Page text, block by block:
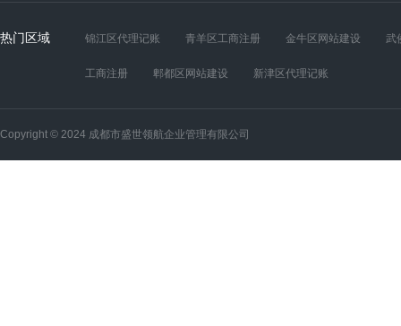
热门区域 锦江区代理记账 青羊区工商注册 金牛区网站建设 武
工商注册 郫都区网站建设 新津区代理记账
Copyright © 2024 成都市盛世领航企业管理有限公司